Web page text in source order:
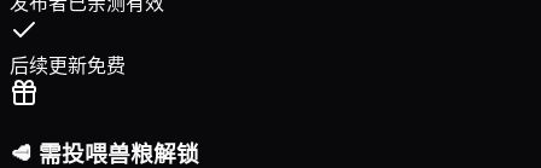
后续更新免费
🥩 需投喂兽粮解锁